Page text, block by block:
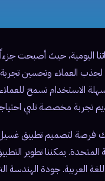
اليومية، حيث أصبحت
العملاء وتحسين
سهلة الاستخدام تسمح
تجربة مخصصة تلبي
فرصة لتصميم تطبيق غسيل
المتحدة. يمكننا تطوير
العربية. جودة الهندسة